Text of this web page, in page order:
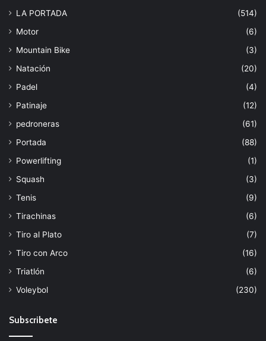
LA PORTADA
(514)
Motor
(6)
Mountain Bike
(3)
Natación
(20)
Padel
(4)
Patinaje
(12)
pedroneras
(61)
Portada
(88)
Powerlifting
(1)
Squash
(3)
Tenis
(9)
Tirachinas
(6)
Tiro al Plato
(7)
Tiro con Arco
(16)
Triatlón
(6)
Voleybol
(230)
Subscribete